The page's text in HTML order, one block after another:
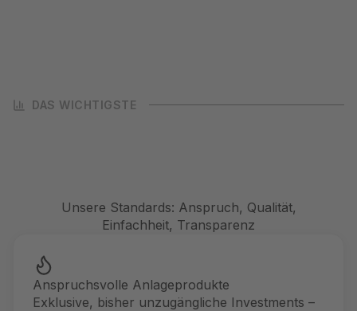
DAS WICHTIGSTE
Unsere Standards: Anspruch, Qualität,
Einfachheit, Transparenz
Anspruchsvolle Anlageprodukte
Exklusive, bisher unzugängliche Investments –